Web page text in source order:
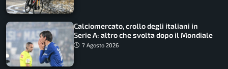
Calciomercato, crollo degli italiani in
Serie A: altro che svolta dopo il Mondiale
7 Agosto 2026